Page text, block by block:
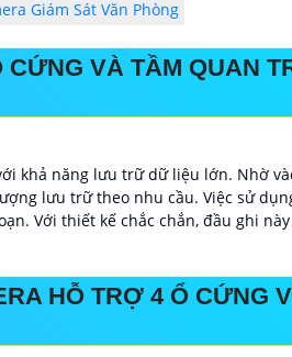
Giám Sát Văn Phòng
VÀ TẦM QUAN
khả năng lưu trữ dữ liệu lớn. Nhờ
lưu trữ theo nhu cầu. Việc sử
Với thiết kế chắc chắn, đầu ghi
HỖ TRỢ 4 Ổ CỨNG